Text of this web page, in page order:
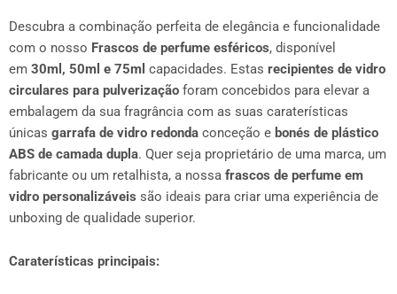
Descubra a combinação perfeita de elegância e funcionalidade
com o nosso Frascos de perfume esféricos, disponível
em 30ml, 50ml e 75ml capacidades. Estas recipientes de vidro
circulares para pulverização foram concebidos para elevar a
embalagem da sua fragrância com as suas caraterísticas
únicas garrafa de vidro redonda conceção e bonés de plástico
ABS de camada dupla. Quer seja proprietário de uma marca, um
fabricante ou um retalhista, a nossa frascos de perfume em
vidro personalizáveis são ideais para criar uma experiência de
unboxing de qualidade superior.
Caraterísticas principais: